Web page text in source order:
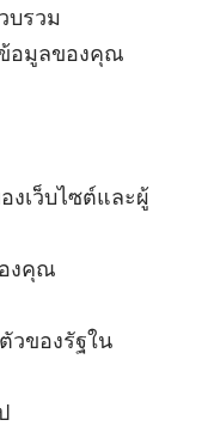
บรวม
อมูลของคุณ
งเว็บไซต์และผู้
งคุณ
วของรัฐใน